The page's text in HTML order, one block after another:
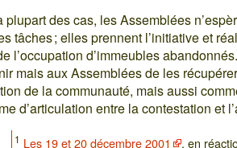
plupart des cas, les Assemblées
tâches ; elles prennent l’initiative et
l’occupation d’immeubles
mais aux Assemblées de les
de la communauté, mais aussi
d’articulation entre la contestation et
1 Les 19 et 20 décembre 2001
, en